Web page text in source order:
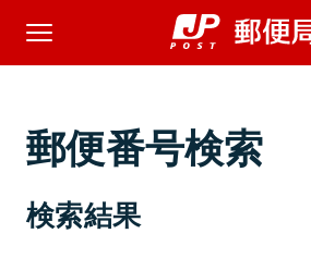
郵便番号検索
検索結果